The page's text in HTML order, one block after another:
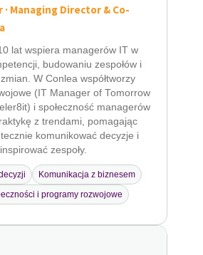
· Managing Director & Co-
lat wspiera managerów IT w
budowaniu zespołów i
W Conlea współtworzy
(IT Manager of Tomorrow
i społeczność managerów
z trendami, pomagając
komunikować decyzje i
inspirować zespoły.
Komunikacja z biznesem
i programy rozwojowe